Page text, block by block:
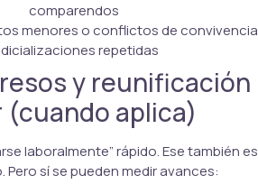
comparendos
menores o conflictos de convivencia
repetidas
y reunificación
(cuando aplica)
laboralmente” rápido. Ese también es
Pero sí se pueden medir avances: